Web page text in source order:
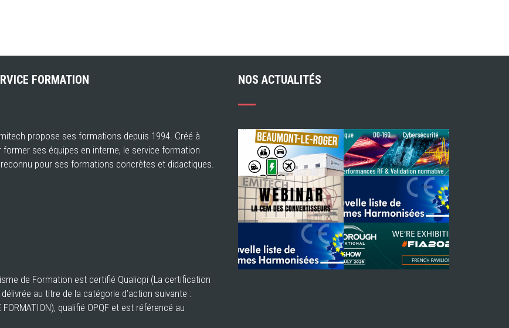
FORMATION
propose ses formations depuis 1994. Créé à
former ses équipes en interne, le service formation
pour ses formations concrètes et didactiques.
de Formation est certifié Qualiopi (La certification
au titre de la catégorie d’action suivante :
FORMATION), qualifié OPQF et est référencé au
NOS ACTUALITÉS